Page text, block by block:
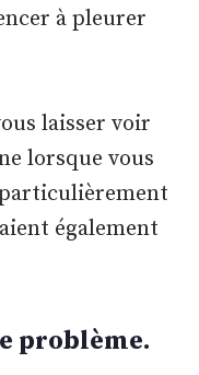
à pleurer
laisser voir
lorsque vous
particulièrement
également
problème.